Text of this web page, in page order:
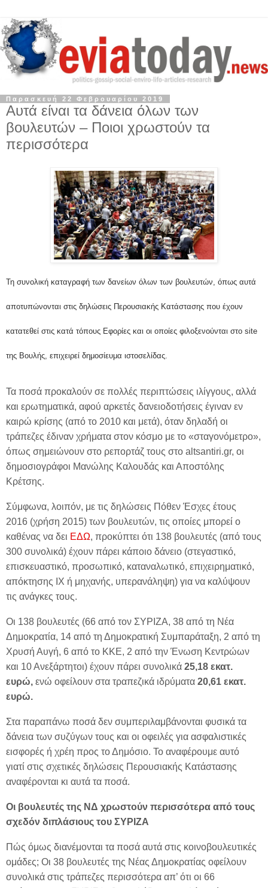
Παρασκευή 22 Φεβρουαρίου 2019
Αυτά είναι τα δάνεια όλων των
βουλευτών – Ποιοι χρωστούν τα
περισσότερα
Τη συνολική καταγραφή των δανείων όλων των βουλευτών, όπως αυτά
αποτυπώνονται στις δηλώσεις Περουσιακής Κατάστασης που έχουν
κατατεθεί στις κατά τόπους Εφορίες και οι οποίες φιλοξενούνται στο site
της Βουλής, επιχειρεί δημοσίευμα ιστοσελίδας.
Τα ποσά προκαλούν σε πολλές περιπτώσεις ιλίγγους, αλλά
και ερωτηματικά, αφού αρκετές δανειοδοτήσεις έγιναν εν
καιρώ κρίσης (από το 2010 και μετά), όταν δηλαδή οι
τράπεζες έδιναν χρήματα στον κόσμο με το «σταγονόμετρο»,
όπως σημειώνουν στο ρεπορτάζ τους στο altsantiri.gr, οι
δημοσιογράφοι Μανώλης Καλουδάς και Αποστόλης
Κρέτσης.
Σύμφωνα, λοιπόν, με τις δηλώσεις Πόθεν Έσχες έτους
2016 (χρήση 2015) των βουλευτών, τις οποίες μπορεί ο
καθένας να δει ΕΔΩ, προκύπτει ότι 138 βουλευτές (από τους
300 συνολικά) έχουν πάρει κάποιο δάνειο (στεγαστικό,
επισκευαστικό, προσωπικό, καταναλωτικό, επιχειρηματικό,
απόκτησης ΙΧ ή μηχανής, υπερανάληψη) για να καλύψουν
τις ανάγκες τους.
Οι 138 βουλευτές (66 από τον ΣΥΡΙΖΑ, 38 από τη Νέα
Δημοκρατία, 14 από τη Δημοκρατική Συμπαράταξη, 2 από τη
Χρυσή Αυγή, 6 από το ΚΚΕ, 2 από την Ένωση Κεντρώων
και 10 Ανεξάρτητοι) έχουν πάρει συνολικά 25,18 εκατ.
ευρώ, ενώ οφείλουν στα τραπεζικά ιδρύματα 20,61 εκατ.
ευρώ.
Στα παραπάνω ποσά δεν συμπεριλαμβάνονται φυσικά τα
δάνεια των συζύγων τους και οι οφειλές για ασφαλιστικές
εισφορές ή χρέη προς το Δημόσιο. Το αναφέρουμε αυτό
γιατί στις σχετικές δηλώσεις Περουσιακής Κατάστασης
αναφέρονται κι αυτά τα ποσά.
Οι βουλευτές της ΝΔ χρωστούν περισσότερα από τους
σχεδόν διπλάσιους του ΣΥΡΙΖΑ
Πώς όμως διανέμονται τα ποσά αυτά στις κοινοβουλευτικές
ομάδες; Οι 38 βουλευτές της Νέας Δημοκρατίας οφείλουν
συνολικά στις τράπεζες περισσότερα απ’ ότι οι 66